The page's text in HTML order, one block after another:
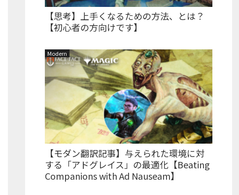
【思考】上手くなるための方法、とは？
【初心者の方向けです】
Modern
【モダン翻訳記事】与えられた環境に対
する「アドグレイス」の最適化【Beating
Companions with Ad Nauseam】